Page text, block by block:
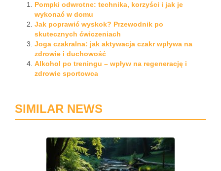
Pompki odwrotne: technika, korzyści i jak je
wykonać w domu
Jak poprawić wyskok? Przewodnik po
skutecznych ćwiczeniach
Joga czakralna: jak aktywacja czakr wpływa na
zdrowie i duchowość
Alkohol po treningu – wpływ na regenerację i
zdrowie sportowca
SIMILAR NEWS